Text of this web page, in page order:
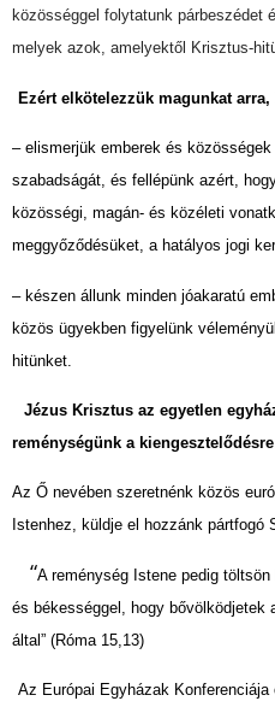
közösséggel folytatunk párbeszédet
melyek azok, amelyektől Krisztus-
Ezért elkötelezzük magunkat
– elismerjük emberek és
szabadságát, és fellépünk azért,
közösségi, magán- és közéleti
meggyőződésüket, a hatályos jogi
– készen állunk minden jóakaratú
közös ügyekben figyelünk
hitünket.
Jézus Krisztus az egyetlen
reménységünk a
Az Ő nevében szeretnénk közös
Istenhez, küldje el hozzánk pártfogó
“A reménység Istene pedig
és békességgel, hogy bővölködjetek
által” (Róma 15,13)
Az Európai Egyházak